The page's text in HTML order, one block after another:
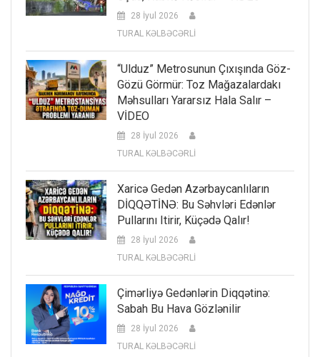
28 İyul 2026
TURAL KƏLBƏCƏRLİ
“Ulduz” Metrosunun Çıxışında Göz-
Gözü Görmür: Toz Mağazalardakı
Məhsulları Yararsız Hala Salır –
VİDEO
28 İyul 2026
TURAL KƏLBƏCƏRLİ
Xaricə Gedən Azərbaycanlıların
DİQQƏTİNƏ: Bu Səhvləri Edənlər
Pullarını Itirir, Küçədə Qalır!
28 İyul 2026
TURAL KƏLBƏCƏRLİ
Çimərliyə Gedənlərin Diqqətinə:
Sabah Bu Hava Gözlənilir
28 İyul 2026
TURAL KƏLBƏCƏRLİ